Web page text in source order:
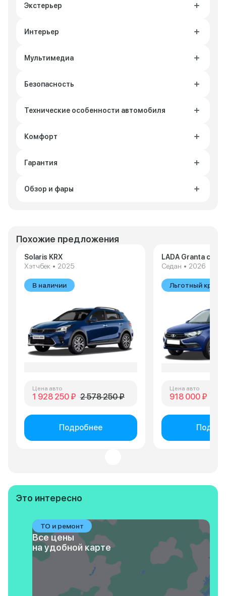
Экстерьер
Интерьер
Мультимедиа
Безопасность
Технические особенности автомобиля
Комфорт
Гарантия
Обзор и фары
Похожие предложения
Solaris KRX
Хэтчбек • 2025
В наличии
Цена авто
1 928 250 ₽ 2 578 250 ₽
Подробнее
LADA Granta
Седан • 2026
Льготный
Цена авто
918 000 ₽
Это интересно
ТО и ремонт
Все цены
на удобной карте